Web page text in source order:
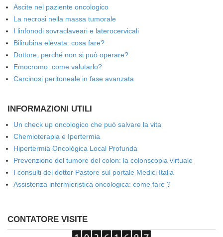
Ascite nel paziente oncologico
La necrosi nella massa tumorale
I linfonodi sovraclaveari e laterocervicali
Bilirubina elevata: cosa fare?
Dottore, perché non si può operare?
Emocromo: come valutarlo?
Carcinosi peritoneale in fase avanzata
INFORMAZIONI UTILI
Un check up oncologico che può salvare la vita
Chemioterapia e Ipertermia
Hipertermia Oncológica Local Profunda
Prevenzione del tumore del colon: la colonscopia virtuale
I consulti del dottor Pastore sul portale Medici Italia
Assistenza infermieristica oncologica: come fare ?
CONTATORE VISITE